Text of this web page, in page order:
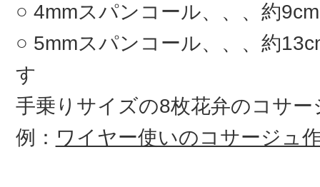
4mmスパンコール、、、約
5mmスパンコール、、、約
す
手乗りサイズの8枚花弁のコサ
例： ワイヤー使いのコサージュ